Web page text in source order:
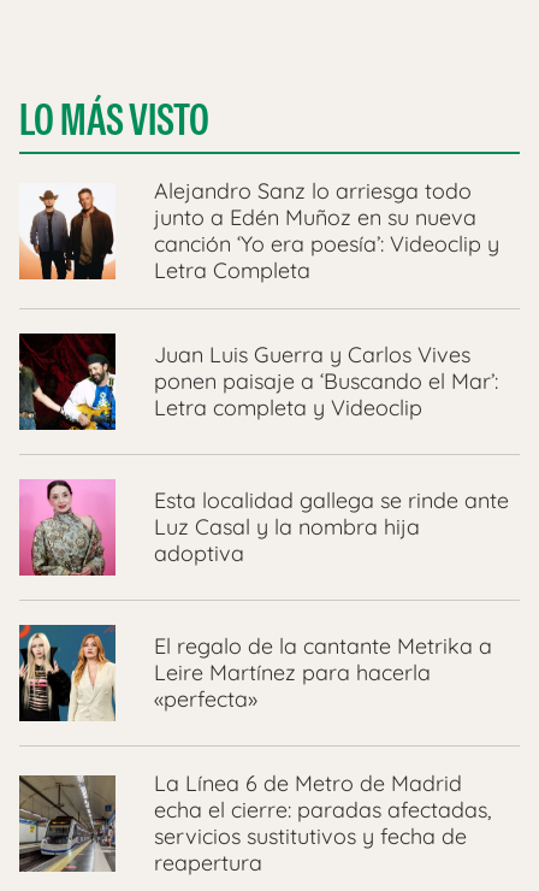
LO MÁS VISTO
Alejandro Sanz lo arriesga todo
junto a Edén Muñoz en su nueva
canción ‘Yo era poesía’: Videoclip y
Letra Completa
Juan Luis Guerra y Carlos Vives
ponen paisaje a ‘Buscando el Mar’:
Letra completa y Videoclip
Esta localidad gallega se rinde ante
Luz Casal y la nombra hija
adoptiva
El regalo de la cantante Metrika a
Leire Martínez para hacerla
«perfecta»
La Línea 6 de Metro de Madrid
echa el cierre: paradas afectadas,
servicios sustitutivos y fecha de
reapertura